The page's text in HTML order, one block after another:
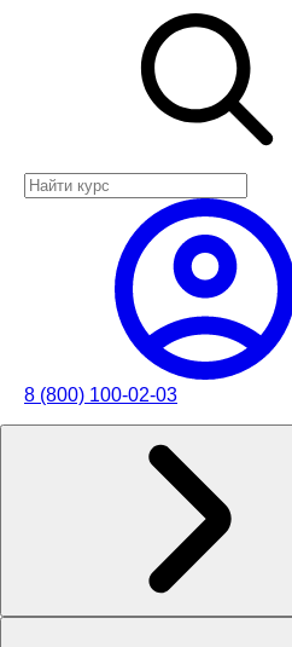
8 (800) 100-02-03